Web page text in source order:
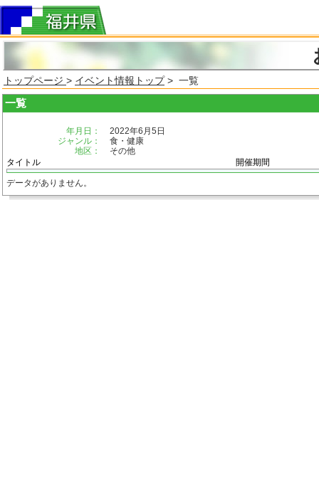
トップページ > イベント情報トップ> 一覧
一覧
年月日：
2022年6月5日
ジャンル：
食・健康
地区：
その他
タイトル
開催期間
データがありません。